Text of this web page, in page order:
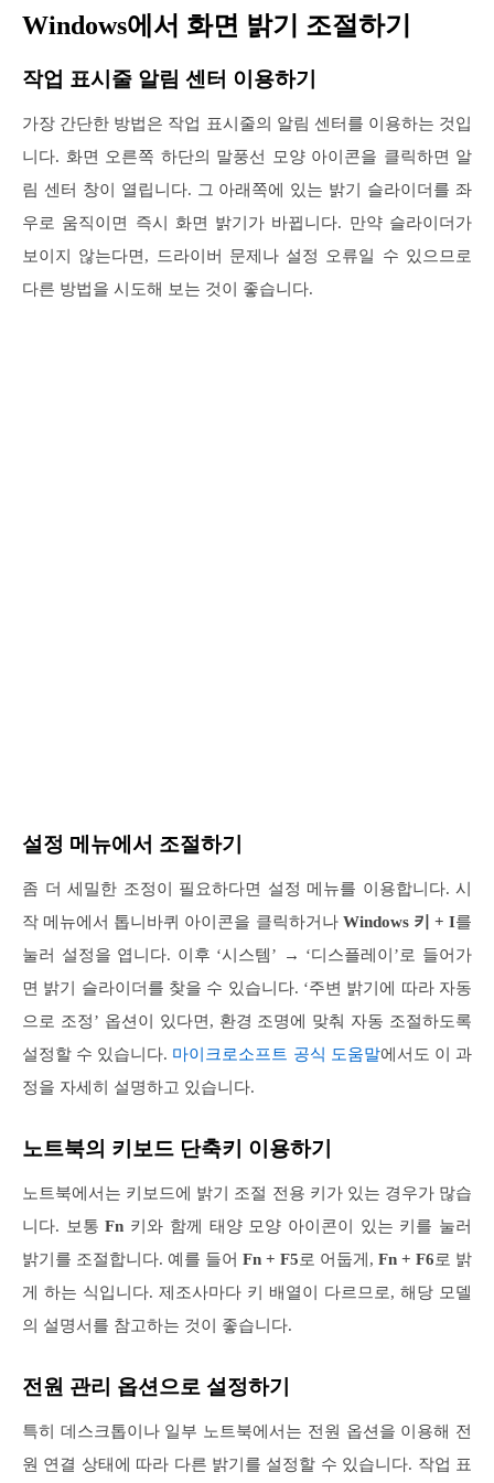
Windows에서 화면 밝기 조절하기
작업 표시줄 알림 센터 이용하기
가장 간단한 방법은 작업 표시줄의 알림 센터를 이용하는 것입
니다. 화면 오른쪽 하단의 말풍선 모양 아이콘을 클릭하면 알
림 센터 창이 열립니다. 그 아래쪽에 있는 밝기 슬라이더를 좌
우로 움직이면 즉시 화면 밝기가 바뀝니다. 만약 슬라이더가
보이지 않는다면, 드라이버 문제나 설정 오류일 수 있으므로
다른 방법을 시도해 보는 것이 좋습니다.
설정 메뉴에서 조절하기
좀 더 세밀한 조정이 필요하다면 설정 메뉴를 이용합니다. 시
작 메뉴에서 톱니바퀴 아이콘을 클릭하거나 Windows 키 + I를
눌러 설정을 엽니다. 이후 ‘시스템’ → ‘디스플레이’로 들어가
면 밝기 슬라이더를 찾을 수 있습니다. ‘주변 밝기에 따라 자동
으로 조정’ 옵션이 있다면, 환경 조명에 맞춰 자동 조절하도록
설정할 수 있습니다. 마이크로소프트 공식 도움말에서도 이 과
정을 자세히 설명하고 있습니다.
노트북의 키보드 단축키 이용하기
노트북에서는 키보드에 밝기 조절 전용 키가 있는 경우가 많습
니다. 보통Fn 키와 함께 태양 모양 아이콘이 있는 키를 눌러
밝기를 조절합니다. 예를 들어 Fn + F5로 어둡게, Fn + F6로 밝
게 하는 식입니다. 제조사마다 키 배열이 다르므로, 해당 모델
의 설명서를 참고하는 것이 좋습니다.
전원 관리 옵션으로 설정하기
특히 데스크톱이나 일부 노트북에서는 전원 옵션을 이용해 전
원 연결 상태에 따라 다른 밝기를 설정할 수 있습니다. 작업 표